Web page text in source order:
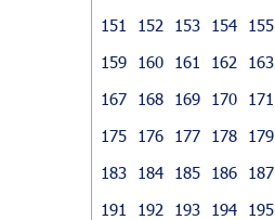
151
152 153 154 155
159
160 161 162 163
167
168 169 170 171
175
176 177 178 179
183
184 185 186 187
191
192 193 194 195